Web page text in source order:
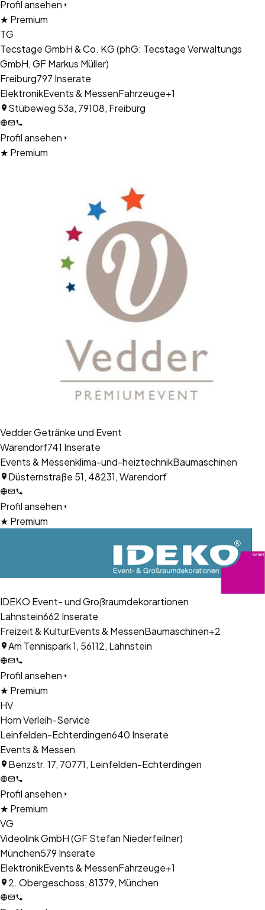
Profil ansehen
★ Premium
TG
Tecstage GmbH & Co. KG (phG: Tecstage Verwaltungs
GmbH, GF Markus Müller)
Freiburg797 Inserate
ElektronikEvents & MessenFahrzeuge+1
Stübeweg 53a, 79108, Freiburg
Profil ansehen
★ Premium
Vedder Getränke und Event
Warendorf741 Inserate
Events & Messenklima-und-heiztechnikBaumaschinen
Düsternstraße 51, 48231, Warendorf
Profil ansehen
★ Premium
IDEKO Event- und Großraumdekorartionen
Lahnstein662 Inserate
Freizeit & KulturEvents & MessenBaumaschinen+2
Am Tennispark 1, 56112, Lahnstein
Profil ansehen
★ Premium
HV
Horn Verleih-Service
Leinfelden-Echterdingen640 Inserate
Events & Messen
Benzstr. 17, 70771, Leinfelden-Echterdingen
Profil ansehen
★ Premium
VG
Videolink GmbH (GF Stefan Niederfeilner)
München579 Inserate
ElektronikEvents & MessenFahrzeuge+1
2. Obergeschoss, 81379, München